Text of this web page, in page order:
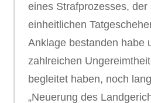
eines Strafprozesses, der
einheitlichen
Anklage bestanden habe
zahlreichen
begleitet haben, noch
„Neuerung des